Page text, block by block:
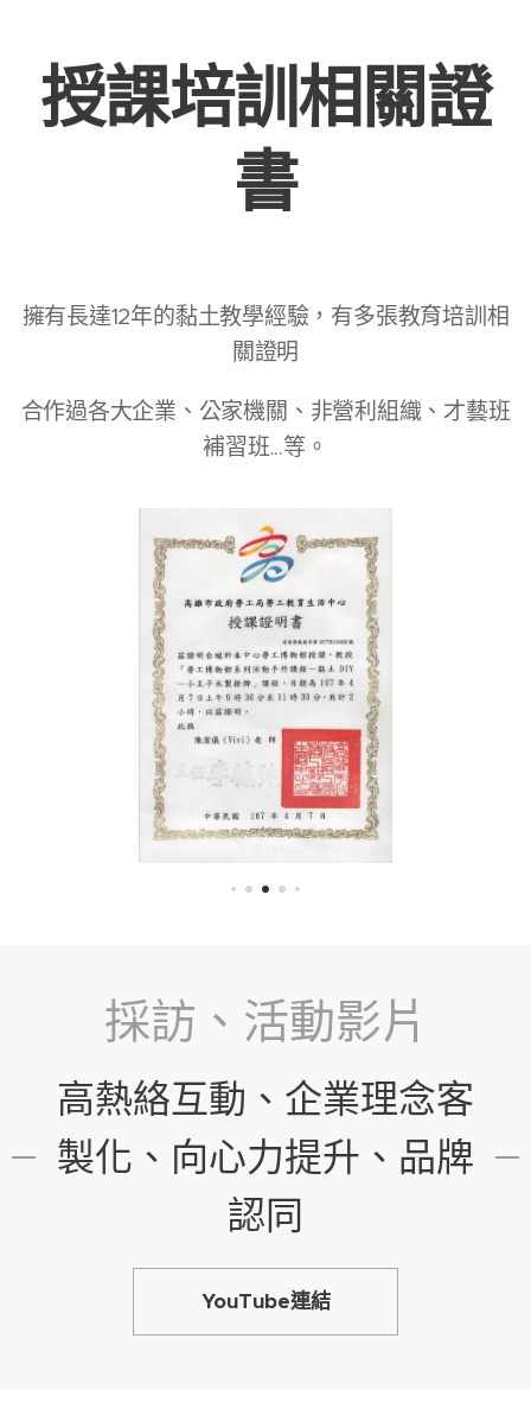
授課培訓相關證
書
擁有長達12年的黏土教學經驗，有多張教育培訓相
關證明
合作過各大企業、公家機關、非營利組織、才藝班
補習班...等。
採訪、活動影片
高熱絡互動、企業理念客
製化、向心力提升、品牌
認同
YouTube連結